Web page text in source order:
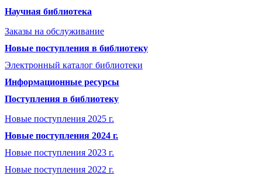
Научная библиотека
Заказы на обслуживание
Новые поступления в библиотеку
Электронный каталог библиотеки
Информационные ресурсы
Поступления в библиотеку
Новые поступления 2025 г.
Новые поступления 2024 г.
Новые поступления 2023 г.
Новые поступления 2022 г.